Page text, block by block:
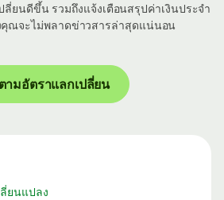
ลี่ยนดีขึ้น รวมถึงแจ้งเตือนสรุปค่าเงินประจำ
คุณจะไม่พลาดข่าวสารล่าสุดแน่นอน
ามอัตราแลกเปลี่ยน
ยนแปลง